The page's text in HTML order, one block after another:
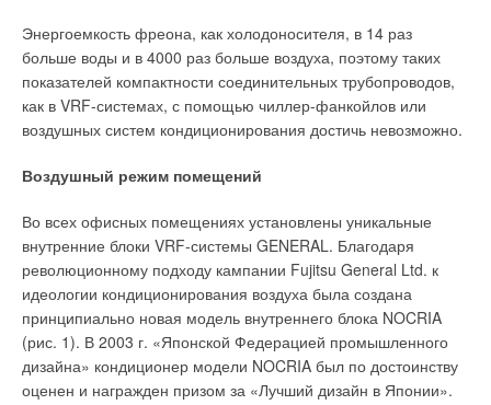
Энергоемкость фреона, как холодоносителя, в 14 раз
больше воды и в 4000 раз больше воздуха, поэтому таких
показателей компактности соединительных трубопроводов,
как в VRF-системах, с помощью чиллер-фанкойлов или
воздушных систем кондиционирования достичь невозможно.
Воздушный режим помещений
Во всех офисных помещениях установлены уникальные
внутренние блоки VRF-системы GENERAL. Благодаря
революционному подходу кампании Fujitsu General Ltd. к
идеологии кондиционирования воздуха была создана
принципиально новая модель внутреннего блока NOCRIA
(рис. 1). В 2003 г. «Японской Федерацией промышленного
дизайна» кондиционер модели NOCRIA был по достоинству
оценен и награжден призом за «Лучший дизайн в Японии».
Рис. 8. Изменение
расхода теплоносителя в
теплопотребления
2002–03 без
регулирования и 2003–04
с регулированием
регулятором «НОРМА»
Основная особенность узлов учета тепловой энергии (УУТЭ)
заключена в том, что сами по себе УУТЭ не позволяют
экономить тепловую энергию, а лишь фиксируют реальный